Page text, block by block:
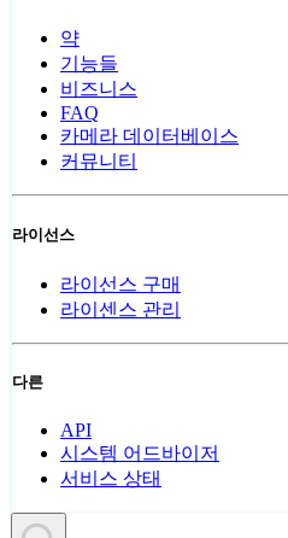
약
기능들
비즈니스
FAQ
카메라 데이터베이스
커뮤니티
라이선스
라이선스 구매
라이센스 관리
다른
API
시스템 어드바이저
서비스 상태